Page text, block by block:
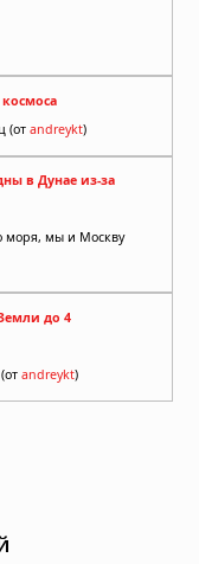
(от andreykt)
в Дунае из-за
моря, мы и Москву
до 4
andreykt)